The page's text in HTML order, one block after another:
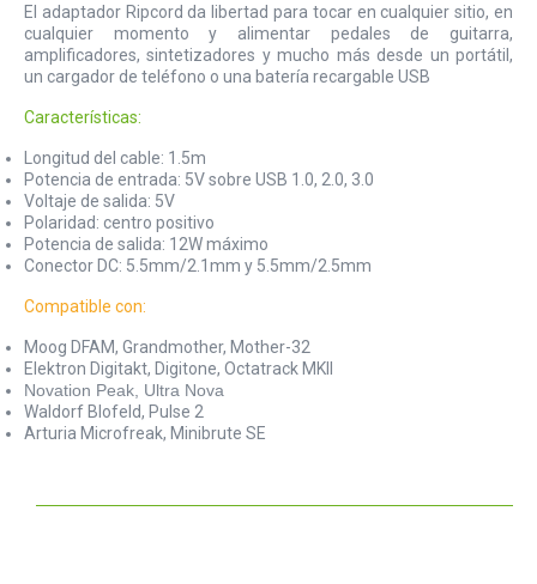
El adaptador Ripcord da libertad para tocar en cualquier sitio, en
cualquier momento y alimentar pedales de guitarra,
amplificadores, sintetizadores y mucho más desde un portátil,
un cargador de teléfono o una batería recargable USB
Características:
Longitud del cable: 1.5m
Potencia de entrada: 5V sobre USB 1.0, 2.0, 3.0
Voltaje de salida: 5V
Polaridad: centro positivo
Potencia de salida: 12W máximo
Conector DC: 5.5mm/2.1mm y 5.5mm/2.5mm
Compatible con:
Moog DFAM, Grandmother, Mother-32
Elektron Digitakt, Digitone, Octatrack MKII
Novation Peak, Ultra Nova
Waldorf Blofeld, Pulse 2
Arturia Microfreak, Minibrute SE